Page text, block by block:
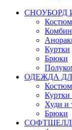
СНОУБОРД
Куртки
Брюки
ОДЕЖДА
Куртки
Худи и
Брюки
СОФТШЕЛЛ